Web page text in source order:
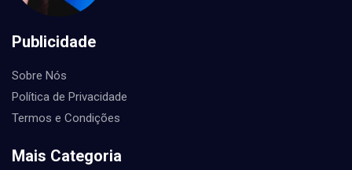
Publicidade
Sobre Nós
Política de Privacidade
Termos e Condições
Mais Categoria